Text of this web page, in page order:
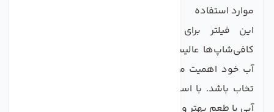
موارد استفاده
این فیلتر برای خانواده‌ها، کاربران اداری و حتی
کافی‌شاپ‌ها عالیست! به ویژه برای افرادی که به کیفیت
آب خود اهمیت می‌دهند، این فیلتر می‌تواند بهترین ان
تخاب باشد. با استفاده از این فیلترها، شما می‌توانید از
آبی با طعم بهتر و غیر آلوده بهره‌مند شوید.